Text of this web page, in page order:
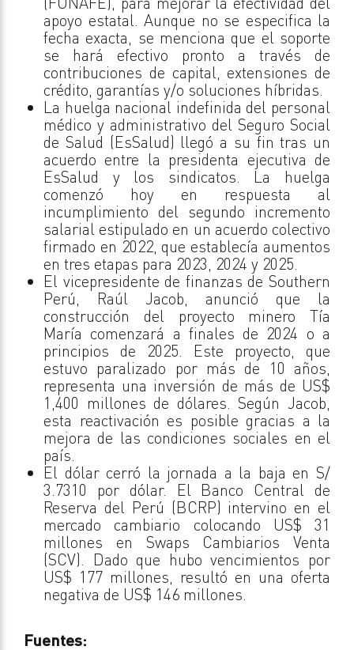
apoyo estatal. Aunque no se especifica la
fecha exacta, se menciona que el soporte
se hará efectivo pronto a través de
contribuciones de capital, extensiones de
crédito, garantías y/o soluciones híbridas.
La huelga nacional indefinida del personal
médico y administrativo del Seguro Social
de Salud (EsSalud) llegó a su fin tras un
acuerdo entre la presidenta ejecutiva de
EsSalud y los sindicatos. La huelga
comenzó hoy en respuesta al
incumplimiento del segundo incremento
salarial estipulado en un acuerdo colectivo
firmado en 2022, que establecía aumentos
en tres etapas para 2023, 2024 y 2025.
El vicepresidente de finanzas de Southern
Perú, Raúl Jacob, anunció que la
construcción del proyecto minero Tía
María comenzará a finales de 2024 o a
principios de 2025. Este proyecto, que
estuvo paralizado por más de 10 años,
representa una inversión de más de US$
1,400 millones de dólares. Según Jacob,
esta reactivación es posible gracias a la
mejora de las condiciones sociales en el
país.
El dólar cerró la jornada a la baja en S/
3.7310 por dólar. El Banco Central de
Reserva del Perú (BCRP) intervino en el
mercado cambiario colocando US$ 31
millones en Swaps Cambiarios Venta
(SCV). Dado que hubo vencimientos por
US$ 177 millones, resultó en una oferta
negativa de US$ 146 millones.
Fuentes: